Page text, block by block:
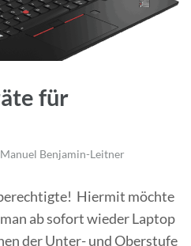
für
Manuel Benjamin-Leitner
Hiermit möchte
ab sofort wieder Laptop
der Unter- und Oberstufe